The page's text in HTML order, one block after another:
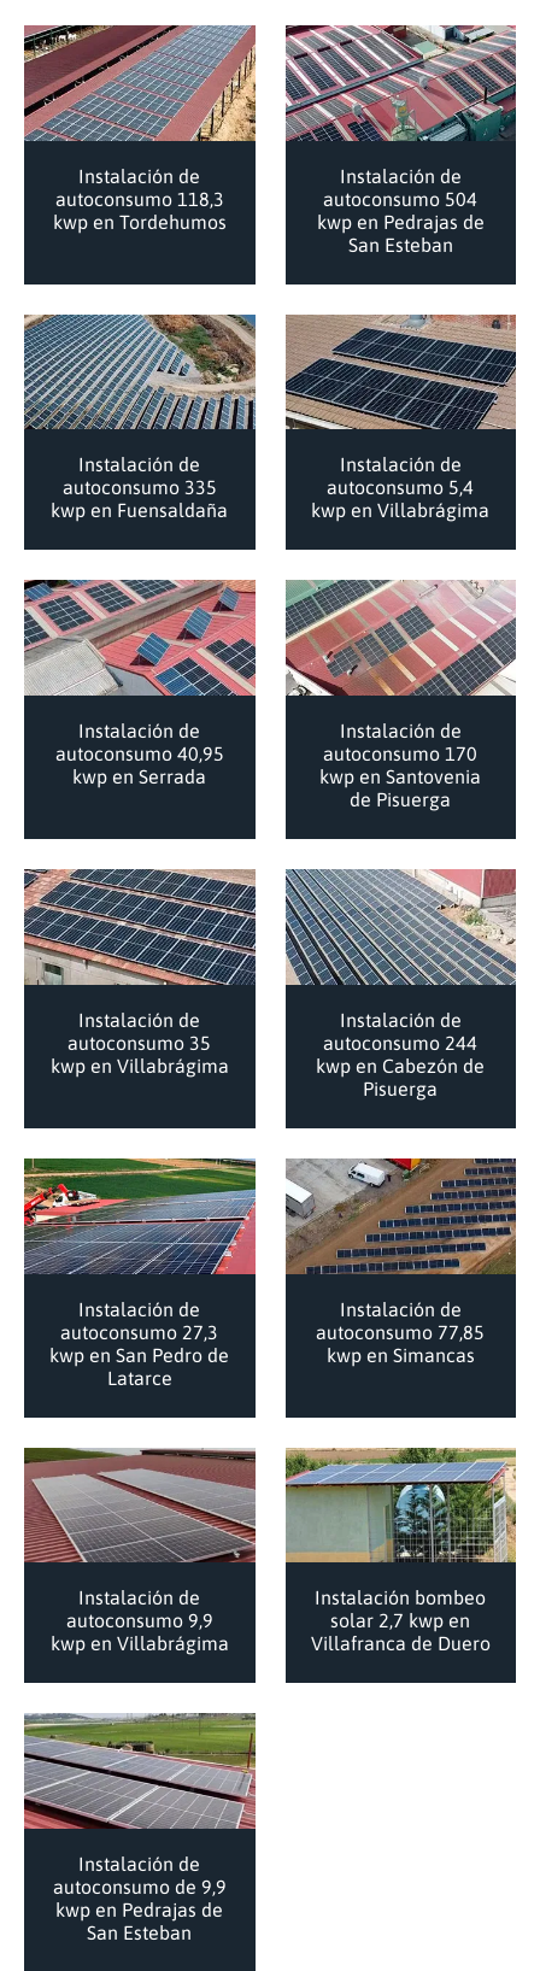
Instalación de
autoconsumo 118,3
kwp en Tordehumos
Instalación de
autoconsumo 504
kwp en Pedrajas de
San Esteban
Instalación de
autoconsumo 335
kwp en Fuensaldaña
Instalación de
autoconsumo 5,4
kwp en Villabrágima
Instalación de
autoconsumo 40,95
kwp en Serrada
Instalación de
autoconsumo 170
kwp en Santovenia
de Pisuerga
Instalación de
autoconsumo 35
kwp en Villabrágima
Instalación de
autoconsumo 244
kwp en Cabezón de
Pisuerga
Instalación de
autoconsumo 27,3
kwp en San Pedro de
Latarce
Instalación de
autoconsumo 77,85
kwp en Simancas
Instalación de
autoconsumo 9,9
kwp en Villabrágima
Instalación bombeo
solar 2,7 kwp en
Villafranca de Duero
Instalación de
autoconsumo de 9,9
kwp en Pedrajas de
San Esteban